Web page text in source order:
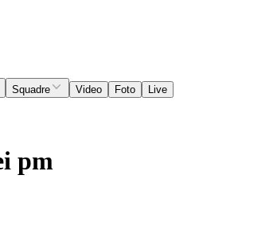
Squadre Video Foto
Live
pm